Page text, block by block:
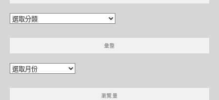
分
別
彙整
彙
瀏覽量